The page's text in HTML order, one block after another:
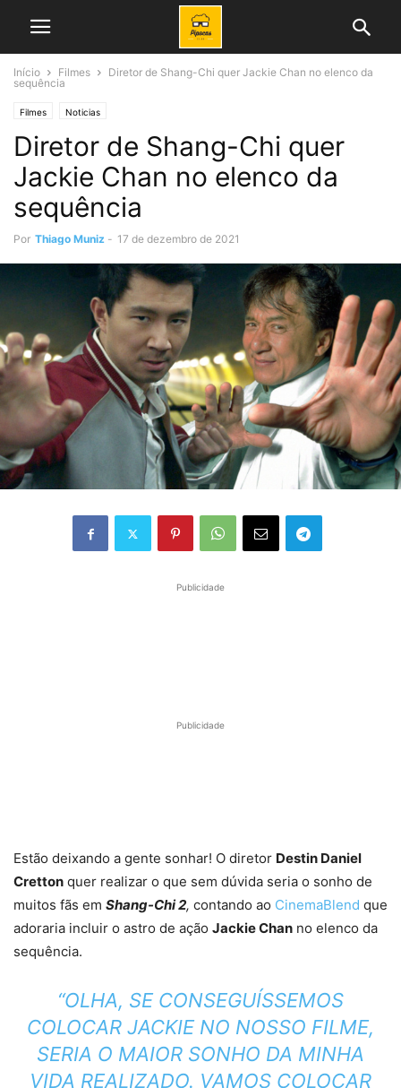
Início Filmes
Diretor de Shang-Chi quer Jackie Chan no elenco da
sequência
Filmes Noticias
Diretor de Shang-Chi quer
Jackie Chan no elenco da
sequência
Por Thiago Muniz - 17 de dezembro de 2021
Publicidade
Publicidade
Estão deixando a gente sonhar! O diretor Destin Daniel
Cretton quer realizar o que sem dúvida seria o sonho de
muitos fãs em Shang-Chi 2, contando ao CinemaBlend que
adoraria incluir o astro de ação Jackie Chan no elenco da
sequência.
“OLHA, SE CONSEGUÍSSEMOS
COLOCAR JACKIE NO NOSSO FILME,
SERIA O MAIOR SONHO DA MINHA
VIDA REALIZADO. VAMOS COLOCAR